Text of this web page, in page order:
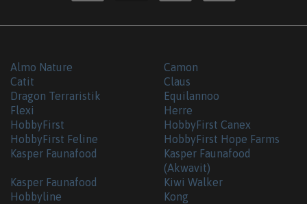
Almo Nature
Camon
Catit
Claus
Dragon Terraristik
Equilannoo
Flexi
Herre
HobbyFirst
HobbyFirst Canex
HobbyFirst Feline
HobbyFirst Hope Farms
Kasper Faunafood
Kasper Faunafood
(Akwavit)
Kasper Faunafood
Hobbyline
Kiwi Walker
Kong